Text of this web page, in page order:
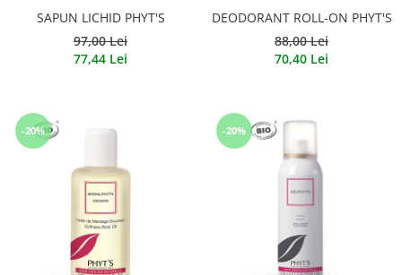
SAPUN LICHID PHYT'S
97,00 Lei
77,44 Lei
DEODORANT ROLL-ON PHYT'S
88,00 Lei
70,40 Lei
-20% -20%